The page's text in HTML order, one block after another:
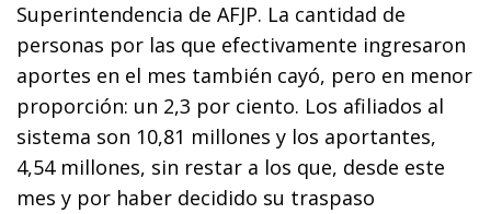
Superintendencia de AFJP. La cantidad de
personas por las que efectivamente ingresaron
aportes en el mes también cayó, pero en menor
proporción: un 2,3 por ciento. Los afiliados al
sistema son 10,81 millones y los aportantes,
4,54 millones, sin restar a los que, desde este
mes y por haber decidido su traspaso